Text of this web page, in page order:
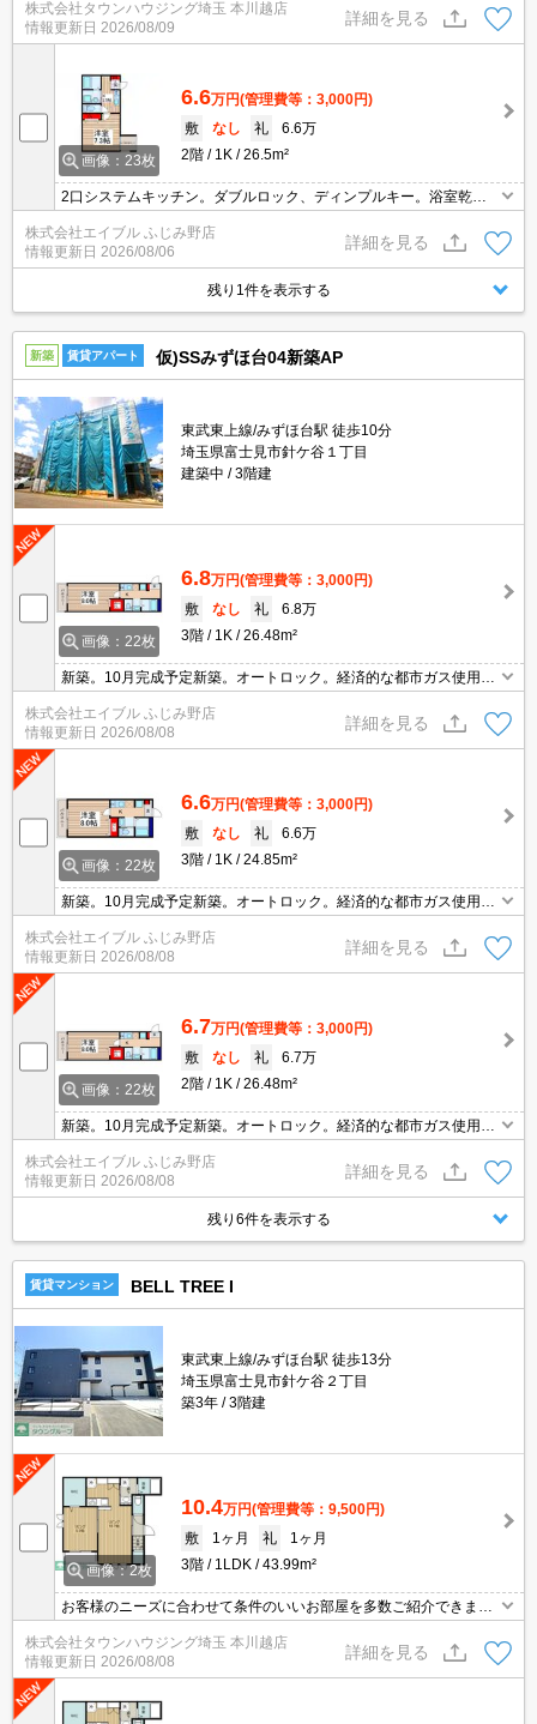
株式会社タウンハウジング埼玉 本川越店
情報更新日 2026/08/09
詳細を見る
画像：23枚
6.6万円(管理費等：3,000円)
敷
なし 礼
6.6万
2階
1K 26.5m²
2口システムキッチン。ダブルロック、ディンプルキー。浴室乾燥
機付。追い焚き付き。仲介手数料家賃の55%。経済的な都市ガス使
用。あなたの新生活応援します！。ぜひお問い合わせください。
株式会社エイブル ふじみ野店
情報更新日 2026/08/06
詳細を見る
残り1件を表示する
新築 賃貸アパート 仮)SSみずほ台04新築AP
東武東上線/みずほ台駅 徒歩10分
埼玉県富士見市針ケ谷１丁目
建築中
3階建
画像：22枚
6.8万円(管理費等：3,000円)
敷
なし 礼
6.8万
3階
1K 26.48m²
新築。10月完成予定新築。オートロック。経済的な都市ガス使用。
インターネット無料使い放題。便利な宅配BOX。浴室乾燥機付。仲
介手数料家賃の55%。最新の空室状況はお気軽にお問い合わせ下さ
い。
株式会社エイブル ふじみ野店
情報更新日 2026/08/08
詳細を見る
画像：22枚
6.6万円(管理費等：3,000円)
敷
なし 礼
6.6万
3階
1K 24.85m²
新築。10月完成予定新築。オートロック。経済的な都市ガス使用。
インターネット無料使い放題。便利な宅配BOX。浴室乾燥機付。仲
介手数料家賃の55%。最新の空室状況はお気軽にお問い合わせ下さ
い。
株式会社エイブル ふじみ野店
情報更新日 2026/08/08
詳細を見る
画像：22枚
6.7万円(管理費等：3,000円)
敷
なし 礼
6.7万
2階
1K 26.48m²
新築。10月完成予定新築。オートロック。経済的な都市ガス使用。
インターネット無料使い放題。便利な宅配BOX。浴室乾燥機付。仲
介手数料家賃の55%。最新の空室状況はお気軽にお問い合わせ下さ
い。
株式会社エイブル ふじみ野店
情報更新日 2026/08/08
詳細を見る
残り6件を表示する
賃貸マンション BELL TREE I
東武東上線/みずほ台駅 徒歩13分
埼玉県富士見市針ケ谷２丁目
築3年
3階建
画像：2枚
10.4万円(管理費等：9,500円)
敷
1ヶ月 礼
1ヶ月
3階
1LDK 43.99m²
お客様のニーズに合わせて条件のいいお部屋を多数ご紹介できます♪
情報数No.1のタウンハウジングまで是非お問い合わせください！
株式会社タウンハウジング埼玉 本川越店
情報更新日 2026/08/08
詳細を見る